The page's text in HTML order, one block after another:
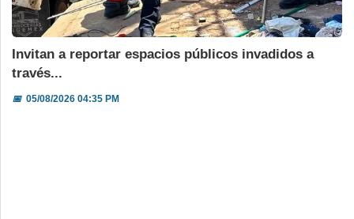
Invitan a reportar espacios públicos invadidos a
través...
📅05/08/2026 04:35 PM